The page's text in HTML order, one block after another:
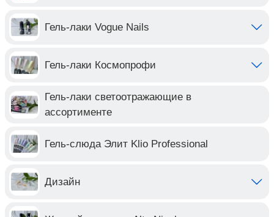
Гель-лаки Vogue Nails
Гель-лаки Космопрофи
Гель-лаки светоотражающие в
ассортименте
Гель-слюда Элит Klio Professional
Дизайн